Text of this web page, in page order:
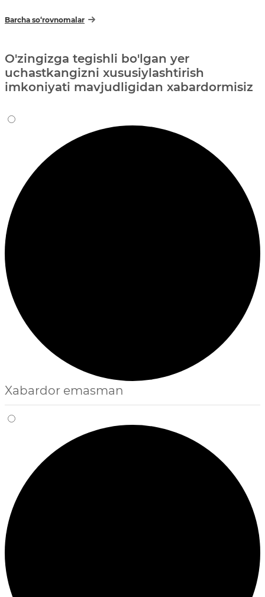
Barcha so‘rovnomalar
O'zingizga tegishli bo'lgan yer
uchastkangizni xususiylashtirish
imkoniyati mavjudligidan xabardormisiz
Xabardor emasman